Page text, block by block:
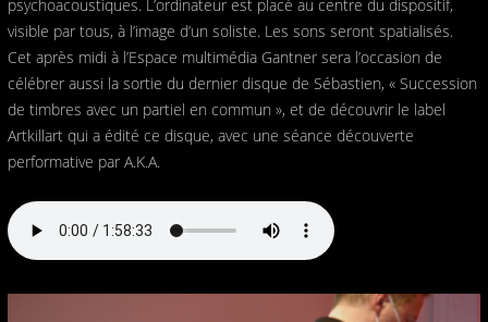
psychoacoustiques. L’ordinateur est placé au centre du dispositif,
visible par tous, à l’image d’un soliste. Les sons seront spatialisés.
Cet après midi à l’Espace multimédia Gantner sera l’occasion de
célébrer aussi la sortie du dernier disque de Sébastien, « Succession
de timbres avec un partiel en commun », et de découvrir le label
Artkillart qui a édité ce disque, avec une séance découverte
performative par A.K.A.